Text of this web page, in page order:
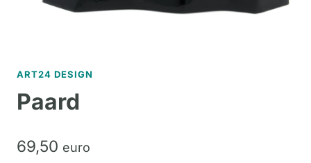
ART24 DESIGN
Paard
69,50 euro